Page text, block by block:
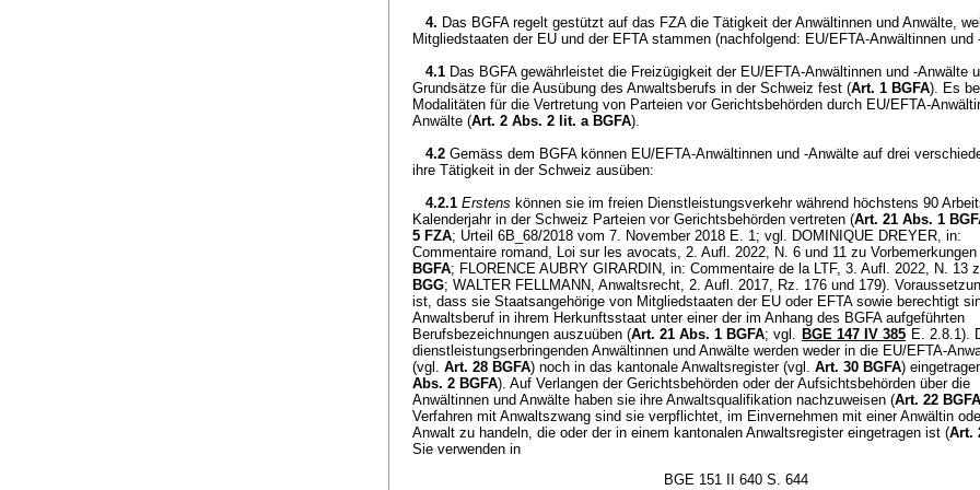
4. Das BGFA regelt gestützt auf das FZA die Tätigkeit der Anwältinnen und Anwälte,
Mitgliedstaaten der EU und der EFTA stammen (nachfolgend: EU/EFTA-Anwältinnen und
4.1 Das BGFA gewährleistet die Freizügigkeit der EU/EFTA-Anwältinnen und -Anwälte
Grundsätze für die Ausübung des Anwaltsberufs in der Schweiz fest (Art. 1 BGFA). Es
Modalitäten für die Vertretung von Parteien vor Gerichtsbehörden durch EU/EFTA-
Anwälte (Art. 2 Abs. 2 lit. a BGFA).
4.2 Gemäss dem BGFA können EU/EFTA-Anwältinnen und -Anwälte auf drei
ihre Tätigkeit in der Schweiz ausüben:
4.2.1 Erstens können sie im freien Dienstleistungsverkehr während höchstens 90
Kalenderjahr in der Schweiz Parteien vor Gerichtsbehörden vertreten (Art. 21 Abs. 1
5 FZA; Urteil 6B_68/2018 vom 7. November 2018 E. 1; vgl. DOMINIQUE DREYER, in:
Commentaire romand, Loi sur les avocats, 2. Aufl. 2022, N. 6 und 11 zu Vorbemerkungen
BGFA; FLORENCE AUBRY GIRARDIN, in: Commentaire de la LTF, 3. Aufl. 2022, N. 13
BGG; WALTER FELLMANN, Anwaltsrecht, 2. Aufl. 2017, Rz. 176 und 179).
ist, dass sie Staatsangehörige von Mitgliedstaaten der EU oder EFTA sowie berechtigt
Anwaltsberuf in ihrem Herkunftsstaat unter einer der im Anhang des BGFA aufgeführten
Berufsbezeichnungen auszuüben (Art. 21 Abs. 1 BGFA; vgl. BGE 147 IV 385 E. 2.8.1).
dienstleistungserbringenden Anwältinnen und Anwälte werden weder in die EU/EFTA-
(vgl. Art. 28 BGFA) noch in das kantonale Anwaltsregister (vgl. Art. 30 BGFA)
Abs. 2 BGFA). Auf Verlangen der Gerichtsbehörden oder der Aufsichtsbehörden über die
Anwältinnen und Anwälte haben sie ihre Anwaltsqualifikation nachzuweisen (Art. 22 BGFA
Verfahren mit Anwaltszwang sind sie verpflichtet, im Einvernehmen mit einer Anwältin
Anwalt zu handeln, die oder der in einem kantonalen Anwaltsregister eingetragen ist (Art.
Sie verwenden in
BGE 151 II 640 S. 644